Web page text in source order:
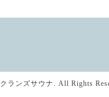
クランズサウナ . All Rights